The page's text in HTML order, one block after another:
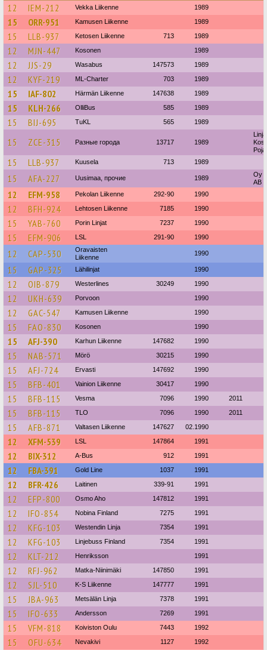
12 IEM-212 Vekka Liikenne 1989
15 ORR-951 Kamusen Liikenne 1989
15 LLB-937 Ketosen Liikenne 713 1989
12 MJN-447 Kosonen 1989
12 JJS-29 Wasabus 147573 1989
12 KYF-219 ML-Charter 703 1989
15 IAF-802 Härmän Liikenne 147638 1989
15 KLH-266 OlliBus 585 1989
15 BIJ-695 TuKL 565 1989
15 ZCE-315 Разные города 13717 1989
Pojat
15 LLB-937 Kuusela 713 1989
15 AFA-227 Uusimaa, прочие 1989
Oy
AB
12 EFM-958 Pekolan Liikenne 292-90 1990
12 BFH-924 Lehtosen Liikenne 7185 1990
15 YAB-760 Porin Linjat 7237 1990
15 EFM-906 LSL 291-90 1990
12 CAP-530
Oravaisten
Liikenne
1990
15 GAP-325 Lähilinjat 1990
12 OIB-879 Westerlines 30249 1990
12 UKH-639 Porvoon 1990
12 GAC-547 Kamusen Liikenne 1990
15 FAO-830 Kosonen 1990
15 AFJ-390 Karhun Liikenne 147682 1990
15 NAB-571 Mörö 30215 1990
15 AFJ-724 Ervasti 147692 1990
15 BFB-401 Vainion Liikenne 30417 1990
15 BFB-115 Vesma 7096 1990 2011
15 BFB-115 TLO 7096 1990 2011
15 AFB-871 Valtasen Liikenne 147627 02.1990
12 XFM-539 LSL 147864 1991
12 BIX-312 A-Bus 912 1991
12 FBA-391 Gold Line 1037 1991
12 BFR-426 Laitinen 339-91 1991
12 EFP-800 Osmo Aho 147812 1991
12 IFO-854 Nobina Finland 7275 1991
12 KFG-103 Westendin Linja 7354 1991
12 KFG-103 Linjebuss Finland 7354 1991
12 KLT-212 Henriksson 1991
12 RFJ-962 Matka-Niinimäki 147850 1991
12 SJL-510 K-S Liikenne 147777 1991
15 JBA-963 Metsälän Linja 7378 1991
15 IFO-633 Andersson 7269 1991
15 VFM-818 Koiviston Oulu 7443 1992
15 OFU-634 Nevakivi 1127 1992